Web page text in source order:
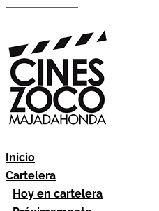
Inicio
Cartelera
Hoy en cartelera